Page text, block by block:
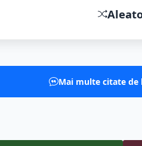
Mai multe citate de